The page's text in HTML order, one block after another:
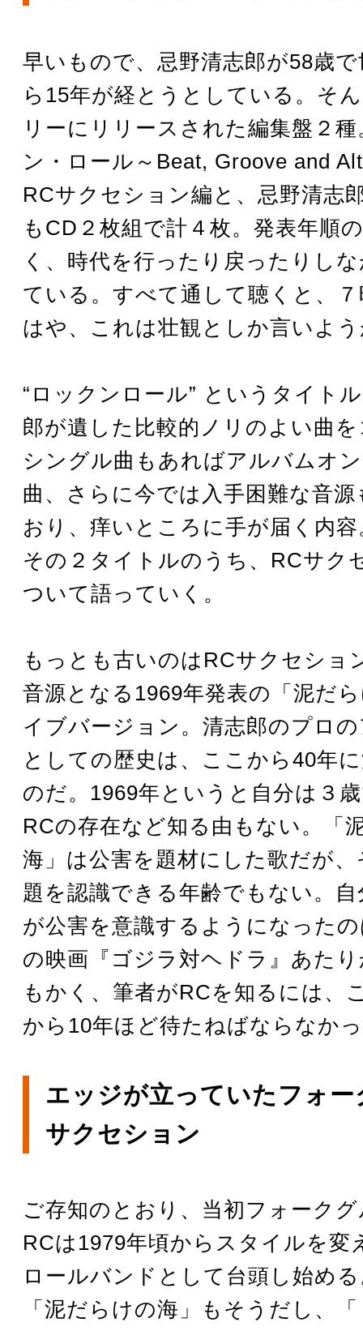
早いもので、忌野清志郎が58歳
ら15年が経とうとしている。そ
リーにリリースされた編集盤２
ン・ロール～Beat, Groove and
RCサクセション編と、忌野清志
もCD２枚組で計４枚。発表年順
く、時代を行ったり戻ったりし
ている。すべて通して聴くと、
はや、これは壮観としか言いよ
“ロックンロール” というタイト
郎が遺した比較的ノリのよい曲
シングル曲もあればアルバムオ
曲、さらに今では入手困難な音
おり、痒いところに手が届く内
その２タイトルのうち、RCサク
ついて語っていく。
もっとも古いのはRCサクセショ
音源となる1969年発表の「泥だ
イブバージョン。清志郎のプロ
としての歴史は、ここから40年
のだ。1969年というと自分は３
RCの存在など知る由もない。「
海」は公害を題材にした歌だが
題を認識できる年齢でもない。
が公害を意識するようになった
の映画『ゴジラ対ヘドラ』あた
もかく、筆者がRCを知るには、
から10年ほど待たねばならなか
エッジが立っていたフォー
サクセション
ご存知のとおり、当初フォーク
RCは1979年頃からスタイルを変
ロールバンドとして台頭し始め
「泥だらけの海」もそうだし、